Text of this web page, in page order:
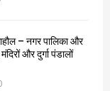
– नगर पालिका और
और दुर्गा पंडालों